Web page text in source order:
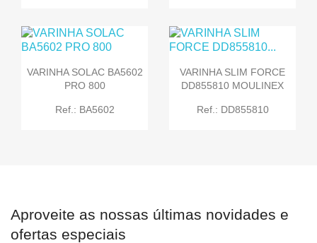
VARINHA SOLAC BA5602
PRO 800
Ref.: BA5602
VARINHA SLIM FORCE
DD855810 MOULINEX
Ref.: DD855810
Aproveite as nossas últimas novidades e
ofertas especiais